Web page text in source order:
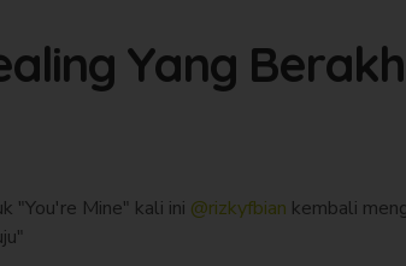
Yang
"You're Mine" kali ini @rizkyfbian kembali